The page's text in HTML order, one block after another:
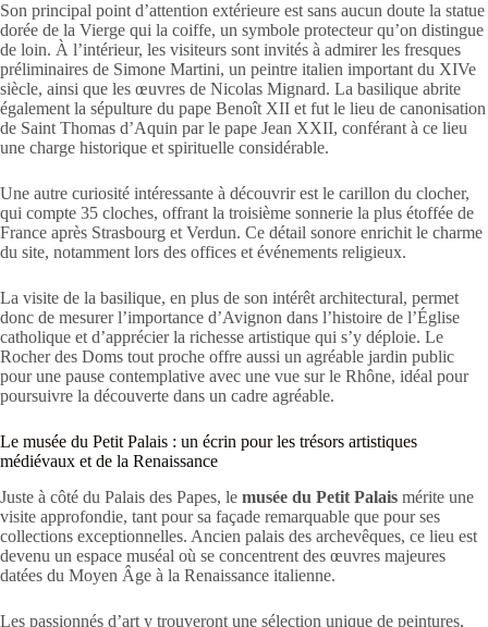
Son principal point d’attention extérieure est sans aucun doute la statue
dorée de la Vierge qui la coiffe, un symbole protecteur qu’on distingue
de loin. À l’intérieur, les visiteurs sont invités à admirer les fresques
préliminaires de Simone Martini, un peintre italien important du XIVe
siècle, ainsi que les œuvres de Nicolas Mignard. La basilique abrite
également la sépulture du pape Benoît XII et fut le lieu de canonisation
de Saint Thomas d’Aquin par le pape Jean XXII, conférant à ce lieu
une charge historique et spirituelle considérable.
Une autre curiosité intéressante à découvrir est le carillon du clocher,
qui compte 35 cloches, offrant la troisième sonnerie la plus étoffée de
France après Strasbourg et Verdun. Ce détail sonore enrichit le charme
du site, notamment lors des offices et événements religieux.
La visite de la basilique, en plus de son intérêt architectural, permet
donc de mesurer l’importance d’Avignon dans l’histoire de l’Église
catholique et d’apprécier la richesse artistique qui s’y déploie. Le
Rocher des Doms tout proche offre aussi un agréable jardin public
pour une pause contemplative avec une vue sur le Rhône, idéal pour
poursuivre la découverte dans un cadre agréable.
Le musée du Petit Palais : un écrin pour les trésors artistiques
médiévaux et de la Renaissance
Juste à côté du Palais des Papes, le musée du Petit Palais mérite une
visite approfondie, tant pour sa façade remarquable que pour ses
collections exceptionnelles. Ancien palais des archevêques, ce lieu est
devenu un espace muséal où se concentrent des œuvres majeures
datées du Moyen Âge à la Renaissance italienne.
Les passionnés d’art y trouveront une sélection unique de peintures,